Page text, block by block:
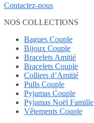
Contactez-nous
NOS COLLECTIONS
Bagues Couple
Bijoux Couple
Bracelets Amitié
Bracelets Couple
Colliers d’Amitié
Pulls Couple
Pyjamas Couple
Pyjamas Noël Famille
Vêtements Couple